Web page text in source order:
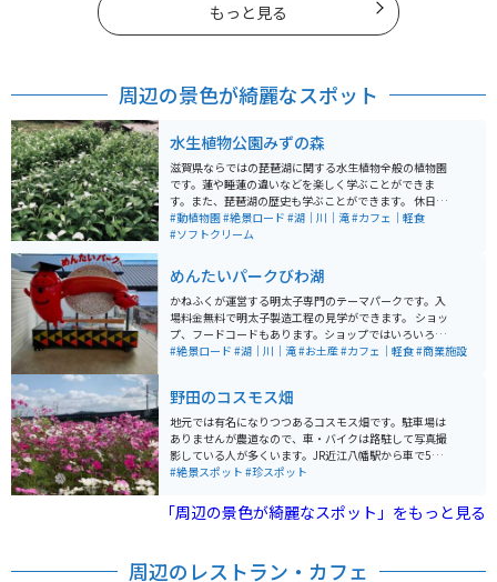
もっと見る
周辺の景色が綺麗なスポット
水生植物公園みずの森
滋賀県ならではの琵琶湖に関する水生植物全般の植物園
です。蓮や睡蓮の違いなどを楽しく学ぶことができま
す。また、琵琶湖の歴史も学ぶことができます。 休日に
は市民による演奏会なども開催されており、恋人の聖地
にも認定されています。ゆるいお散歩デートにも最適な
#動植物園#絶景ロード #湖｜川｜滝#カフェ｜軽食
#ソフトクリーム
めんたいパークびわ湖
かねふくが運営する明太子専門のテーマパークです。入
場料金無料で明太子製造工程の見学ができます。 ショッ
プ、フードコードもあります。ショップではいろいろな
種類の明太子や明太子の加工品を購入することができま
#絶景ロード #湖｜川｜滝#お土産#カフェ｜軽食#商業施設
野田のコスモス畑
地元では有名になりつつあるコスモス畑です。駐車場は
ありませんが農道なので、車・バイクは路駐して写真撮
影している人が多くいます。JR近江八幡駅から車で5分
程度でアクセスも良いので、コスモスシーズンの秋の休
ーナ」「八幡堀」と合わせてシーズンがあえば立ち寄る
のがオススメです。
#絶景スポット #珍スポット
「周辺の景色が綺麗なスポット」をもっと見る
周辺のレストラン・カフェ